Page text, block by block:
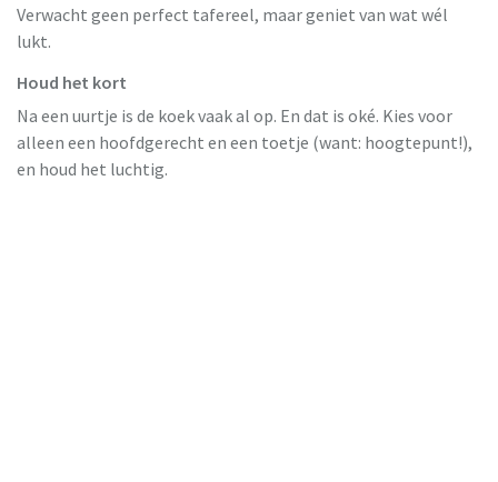
Verwacht geen perfect tafereel, maar geniet van wat wél
lukt.
Houd het kort
Na een uurtje is de koek vaak al op. En dat is oké. Kies voor
alleen een hoofdgerecht en een toetje (want: hoogtepunt!),
en houd het luchtig.